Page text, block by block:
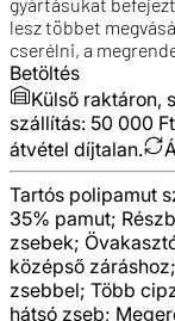
gyártásukat
lesz többet
cserélni, a
Betöltés
Külső raktáron,
szállítás: 50 000
átvétel díjtalan.
Tartós polipamut
35% pamut;
zsebek;
középső
zsebbel; Több
hátsó zseb;